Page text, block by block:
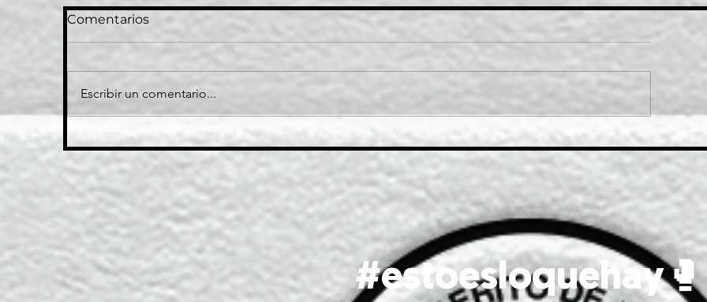
NO ES CUANDO TU
QUIERAS.
¿Y LAS
Comentarios
Escribir un comentario...
#estoesloquehay🥊